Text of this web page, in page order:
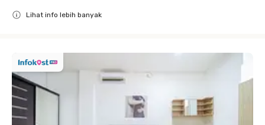
Lihat info lebih banyak